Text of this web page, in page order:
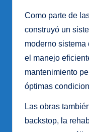
Como parte de
construyó un
moderno
el manejo
mantenimiento
óptimas
Las obras
backstop, la